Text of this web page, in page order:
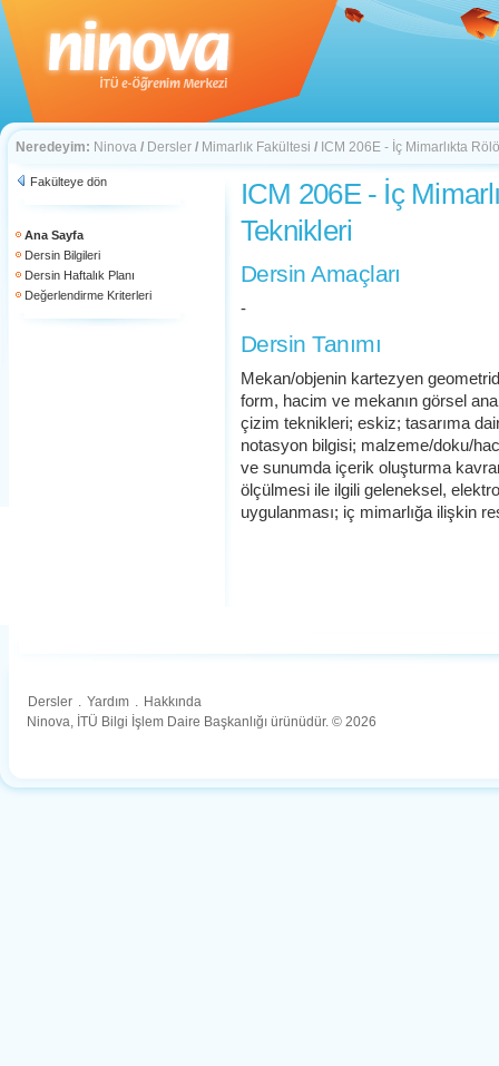
Neredeyim: Ninova / Dersler / Mimarlık Fakültesi / ICM 206E - İç Mimarlıkta
Fakülteye dön
Ana Sayfa
Dersin Bilgileri
Dersin Haftalık Planı
Değerlendirme Kriterleri
ICM 206E - İç
Teknikleri
Dersin Amaçları
-
Dersin Tanımı
Mekan/objenin kartezyen
form, hacim ve mekanın görsel
çizim teknikleri; eskiz; tasarıma
notasyon bilgisi; malzeme/doku/
ve sunumda içerik oluşturma
ölçülmesi ile ilgili geleneksel,
uygulanması; iç mimarlığa ilişkin
Dersler . Yardım . Hakkında
Ninova, İTÜ Bilgi İşlem Daire Başkanlığı ürünüdür. © 2026